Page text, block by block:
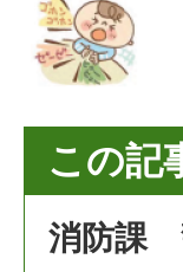
この記
消防課